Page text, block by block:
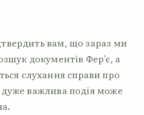
вам, що зараз ми
документів Фер’є, а
слухання справи про
дуже важлива подія може